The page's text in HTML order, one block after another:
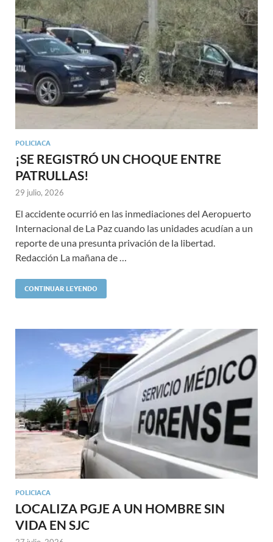
POLICIACA
¡SE REGISTRÓ UN CHOQUE ENTRE
PATRULLAS!
29 julio, 2026
El accidente ocurrió en las inmediaciones del Aeropuerto
Internacional de La Paz cuando las unidades acudían a un
reporte de una presunta privación de la libertad.
Redacción La mañana de …
CONTINUAR LEYENDO
POLICIACA
LOCALIZA PGJE A UN HOMBRE SIN
VIDA EN SJC